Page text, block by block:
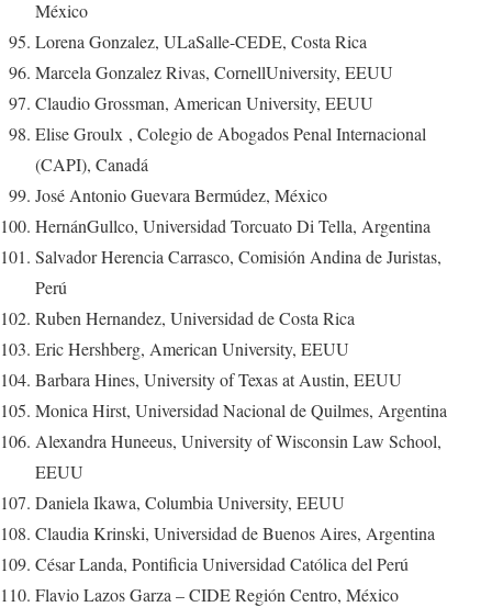
México
Lorena Gonzalez, ULaSalle-CEDE, Costa Rica
Marcela Gonzalez Rivas, CornellUniversity, EEUU
Claudio Grossman, American University, EEUU
Elise Groulx , Colegio de Abogados Penal Internacional
(CAPI), Canadá
José Antonio Guevara Bermúdez, México
HernánGullco, Universidad Torcuato Di Tella, Argentina
Salvador Herencia Carrasco, Comisión Andina de Juristas,
Perú
Ruben Hernandez, Universidad de Costa Rica
Eric Hershberg, American University, EEUU
Barbara Hines, University of Texas at Austin, EEUU
Monica Hirst, Universidad Nacional de Quilmes, Argentina
Alexandra Huneeus, University of Wisconsin Law School,
EEUU
Daniela Ikawa, Columbia University, EEUU
Claudia Krinski, Universidad de Buenos Aires, Argentina
César Landa, Pontificia Universidad Católica del Perú
Flavio Lazos Garza – CIDE Región Centro, México